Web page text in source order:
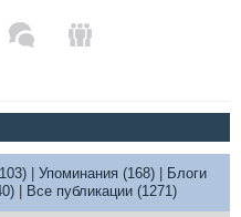
| Упоминания (168)|
Блоги
| Все публикации (1271)